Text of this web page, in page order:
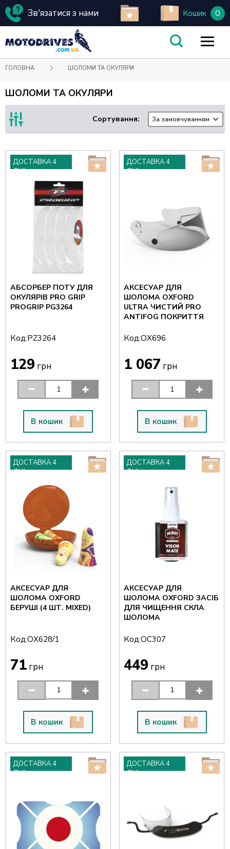
Зв'язатися з нами Кошик 0
ГОЛОВНА ШОЛОМИ ТА ОКУЛЯРИ
ШОЛОМИ ТА ОКУЛЯРИ
Сортування: За замовчуванням
ДОСТАВКА 4
ДНІ
АБСОРБЕР ПОТУ ДЛЯ
ОКУЛЯРІВ PRO GRIP
PROGRIP PG3264
Код:PZ3264
129грн
В кошик
ДОСТАВКА 4
ДНІ
АКСЕСУАР ДЛЯ
ШОЛОМА OXFORD
ULTRA ЧИСТИЙ PRO
ANTIFOG ПОКРИТТЯ
Код:OX696
1 067 грн
В кошик
ДОСТАВКА 4
ДНІ
АКСЕСУАР ДЛЯ
ШОЛОМА OXFORD
БЕРУШІ (4 ШТ. MIXED)
Код:OX628/1
71грн
В кошик
ДОСТАВКА 4
ДНІ
АКСЕСУАР ДЛЯ
ШОЛОМА OXFORD ЗАСІБ
ДЛЯ ЧИЩЕННЯ СКЛА
ШОЛОМА
Код:OC307
449 грн
В кошик
ДОСТАВКА 4
ДНІ
ДОСТАВКА 4
ДНІ